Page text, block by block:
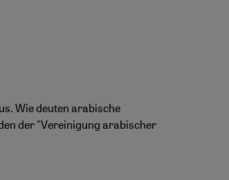
Wie deuten arabische
der "Vereinigung arabischer